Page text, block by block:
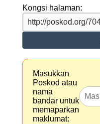
Kongsi halaman:
Masukkan
Poskod atau
nama
bandar untuk
memaparkan
maklumat: